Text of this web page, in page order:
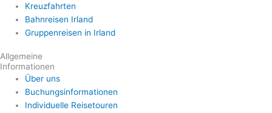
Kreuzfahrten
Bahnreisen Irland
Gruppenreisen in Irland
Allgemeine
Informationen
Über uns
Buchungsinformationen
Individuelle Reisetouren